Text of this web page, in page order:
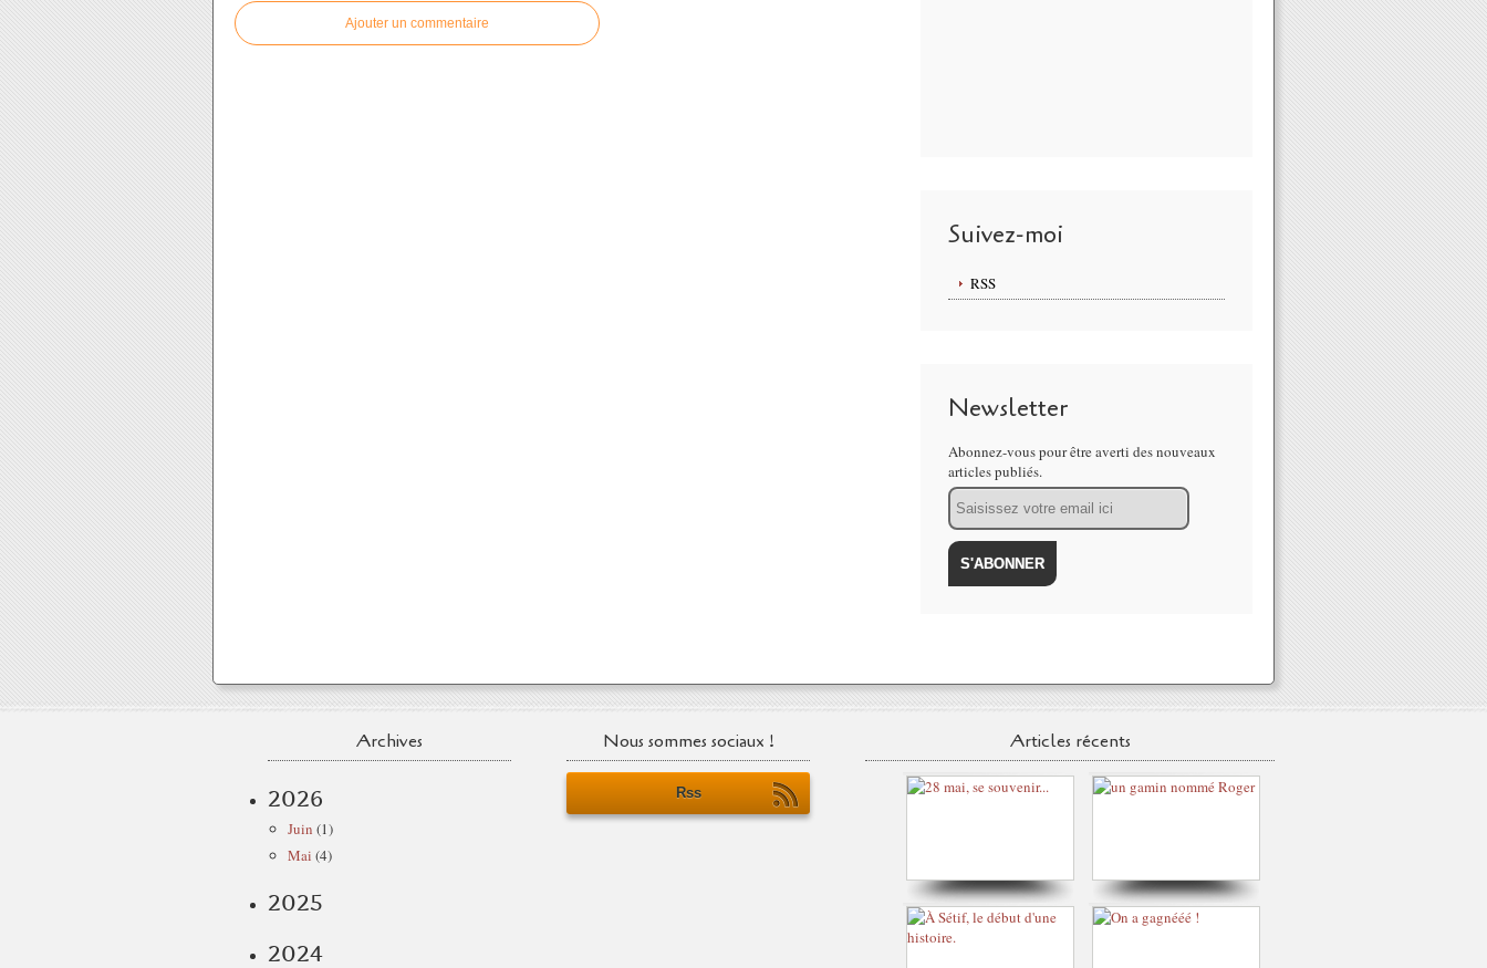
Ajouter un commentaire
Suivez-moi
RSS
Newsletter
Abonnez-vous pour être averti des nouveaux
articles publiés.
Email
Archives
2026
Juin (1)
Mai (4)
2025
2024
Nous sommes sociaux !
Rss
Articles récents